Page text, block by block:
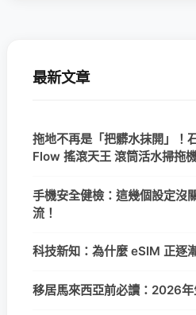
最新文章
拖地不再是「把髒水抹開」！
Flow 搖滾天王 滾筒活水掃拖
手機安全健檢：這幾個設定沒
流！
科技新知：為什麼 eSIM 正逐
移居馬來西亞前必讀：2026